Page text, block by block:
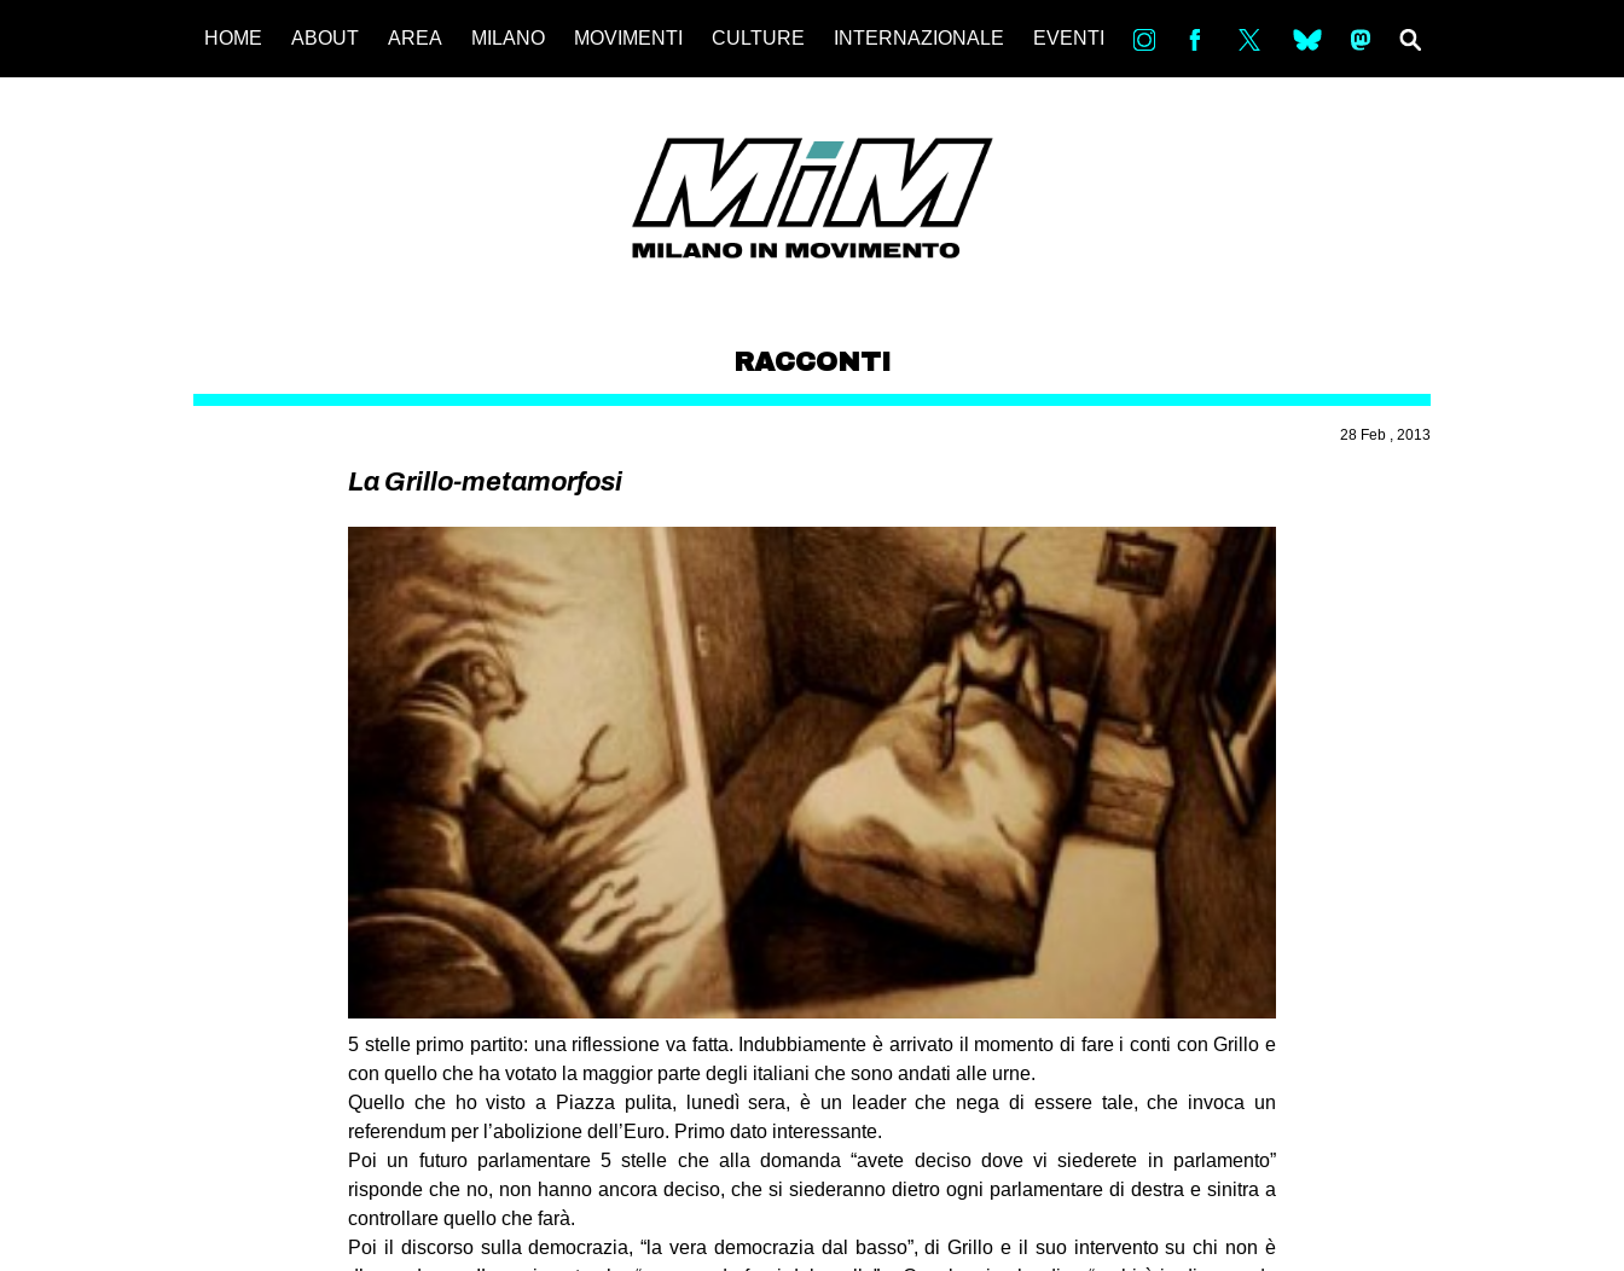
HOME ABOUT AREA MILANO MOVIMENTI CULTURE INTERNAZIONALE EVENTI in bsky ms
RACCONTI
28 Feb , 2013
La Grillo-metamorfosi
5 stelle primo partito: una riflessione va fatta. Indubbiamente è arrivato il momento di fare i conti con Grillo e
con quello che ha votato la maggior parte degli italiani che sono andati alle urne.
Quello che ho visto a Piazza pulita, lunedì sera, è un leader che nega di essere tale, che invoca un
referendum per l’abolizione dell’Euro. Primo dato interessante.
Poi un futuro parlamentare 5 stelle che alla domanda “avete deciso dove vi siederete in parlamento”
risponde che no, non hanno ancora deciso, che si siederanno dietro ogni parlamentare di destra e sinitra a
controllare quello che farà.
Poi il discorso sulla democrazia, “la vera democrazia dal basso”, di Grillo e il suo intervento su chi non è